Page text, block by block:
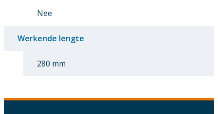
Nee
Werkende lengte
280 mm